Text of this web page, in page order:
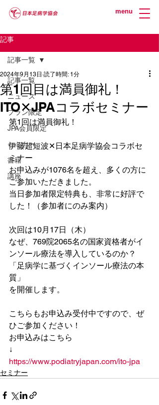
menu
記事
記事一覧
ニュース
プラン限定
JPA会員限定
セミナー
書籍
講座
記事一覧
第1回目は満員御礼！
ITO✕JPAコラボセミナー
2024年9月13日 読了時間: 1分
第1回は満員御礼！
伊藤超短波✕日本足病学協会コラボセ
ミナー
お申込みが1076名を超え、多くの方に
ご参加いただきました。
当日参加者限定特典も、非常に好評で
した！（参加者にのみ案内）
次回は10月17日（木）
なぜ、769院2065名の国家資格者がイ
ンソール療法を導入しているのか？
「足病学に基づくインソール療法の本
質」
を開催します。
こちらもお申込み受付中ですので、ぜ
ひご参加ください！
お申込みはこちら
↓
https://www.podiatryjapan.com/ito-jpa
セミナー